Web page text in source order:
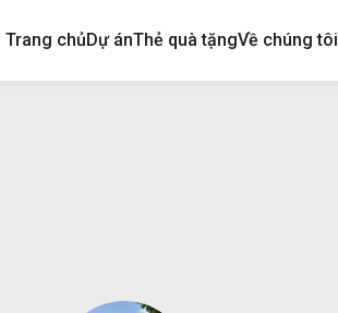
Trang chủDự ánThẻ quà tặngVề chúng tôi